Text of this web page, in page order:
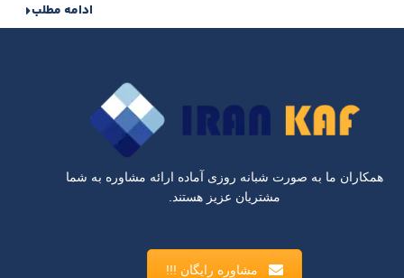
ادامه مطلب
همکاران ما به صورت شبانه روزی آماده ارائه مشاوره به شما
مشتریان عزیز هستند.
مشاوره رایگان !!!